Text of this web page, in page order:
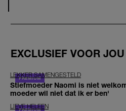
EXCLUSIEF VOOR JOU
LEKKER SAMENGESTELD
Stiefmoeder Naomi is niet
moeder wil niet dat ik er ben'
LIEVE HELEEN